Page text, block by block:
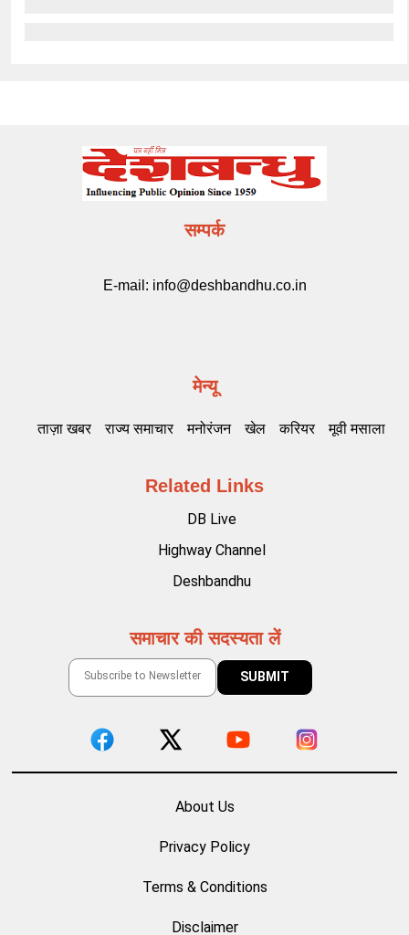
सम्पर्क
E-mail: info@deshbandhu.co.in
मेन्यू
ताज़ा खबर राज्य समाचार मनोरंजन खेल करियर मूवी मसाला
Related Links
DB Live
Highway Channel
Deshbandhu
समाचार की सदस्यता लें
About Us
Privacy Policy
Terms & Conditions
Disclaimer